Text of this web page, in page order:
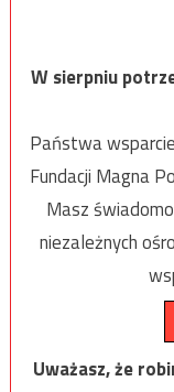
W sierpniu
Państwa
Fundacji Magna
Masz
niezależnych
Uważasz, że